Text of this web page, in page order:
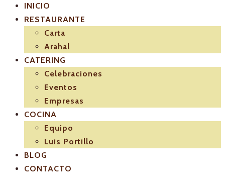
INICIO
RESTAURANTE
Carta
Arahal
CATERING
Celebraciones
Eventos
Empresas
COCINA
Equipo
Luis Portillo
BLOG
CONTACTO